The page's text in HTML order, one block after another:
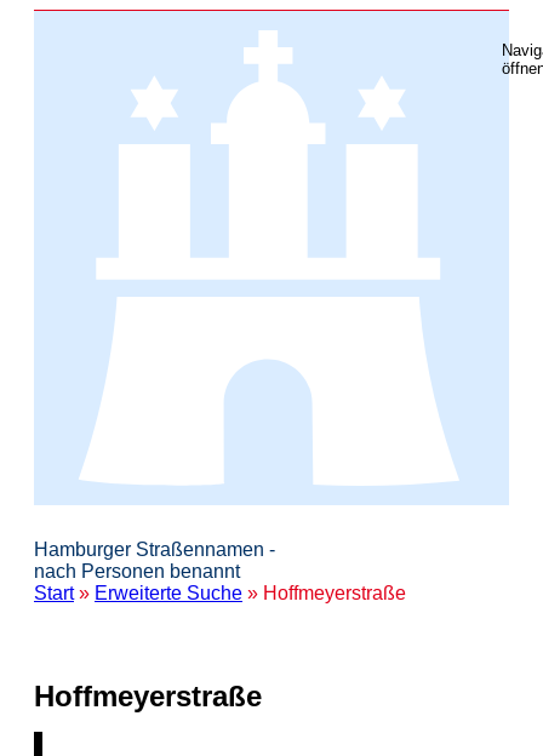
Hamburger Straßennamen -
nach Personen benannt
Start» Erweiterte Suche » Hoffmeyerstraße
Hoffmeyerstraße